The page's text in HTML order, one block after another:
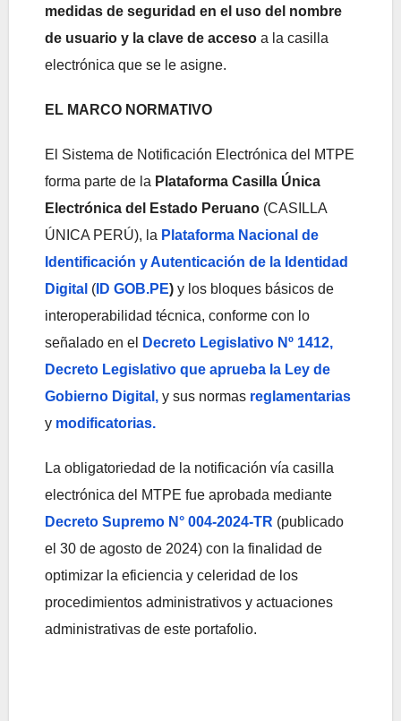
medidas de seguridad en el uso del nombre
de usuario y la clave de acceso a la casilla
electrónica que se le asigne.
EL MARCO NORMATIVO
El Sistema de Notificación Electrónica del MTPE
forma parte de la Plataforma Casilla Única
Electrónica del Estado Peruano (CASILLA
ÚNICA PERÚ), la Plataforma Nacional de
Identificación y Autenticación de la Identidad
Digital ( ID GOB.PE) y los bloques básicos de
interoperabilidad técnica, conforme con lo
señalado en el
Decreto Legislativo Nº 1412,
Decreto Legislativo que aprueba la Ley de
Gobierno Digital, y sus normas reglamentarias
y modificatorias.
La obligatoriedad de la notificación vía casilla
electrónica del MTPE fue aprobada mediante
Decreto Supremo N° 004-2024-TR (publicado
el 30 de agosto de 2024) con la finalidad de
optimizar la eficiencia y celeridad de los
procedimientos administrativos y actuaciones
administrativas de este portafolio.